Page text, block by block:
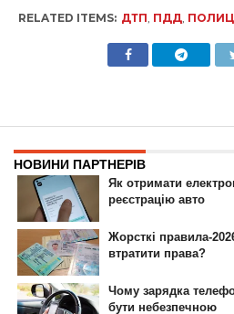
RELATED ITEMS: ДТП ПДД,